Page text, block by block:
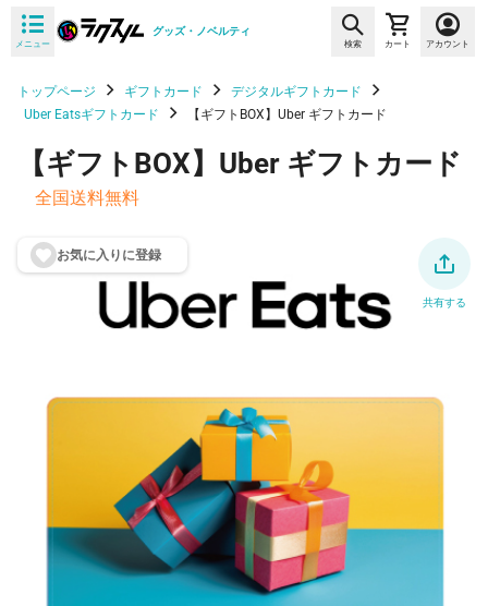
メニュー
グッズ・ノベルティ
検索 カート アカウント
トップページ ギフトカード
デジタルギフトカード
Uber Eatsギフトカード
【ギフトBOX】Uber ギフトカード
【ギフトBOX】Uber ギフトカード
全国送料無料
お気に入りに登録
共有する